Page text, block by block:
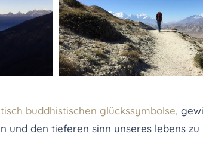
buddhistischen glückssymbolse,
und den tieferen sinn unseres lebens